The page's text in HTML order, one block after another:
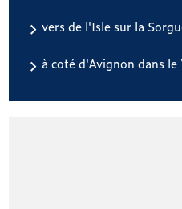
vers de l'Isle sur la
à coté d'Avignon dans le